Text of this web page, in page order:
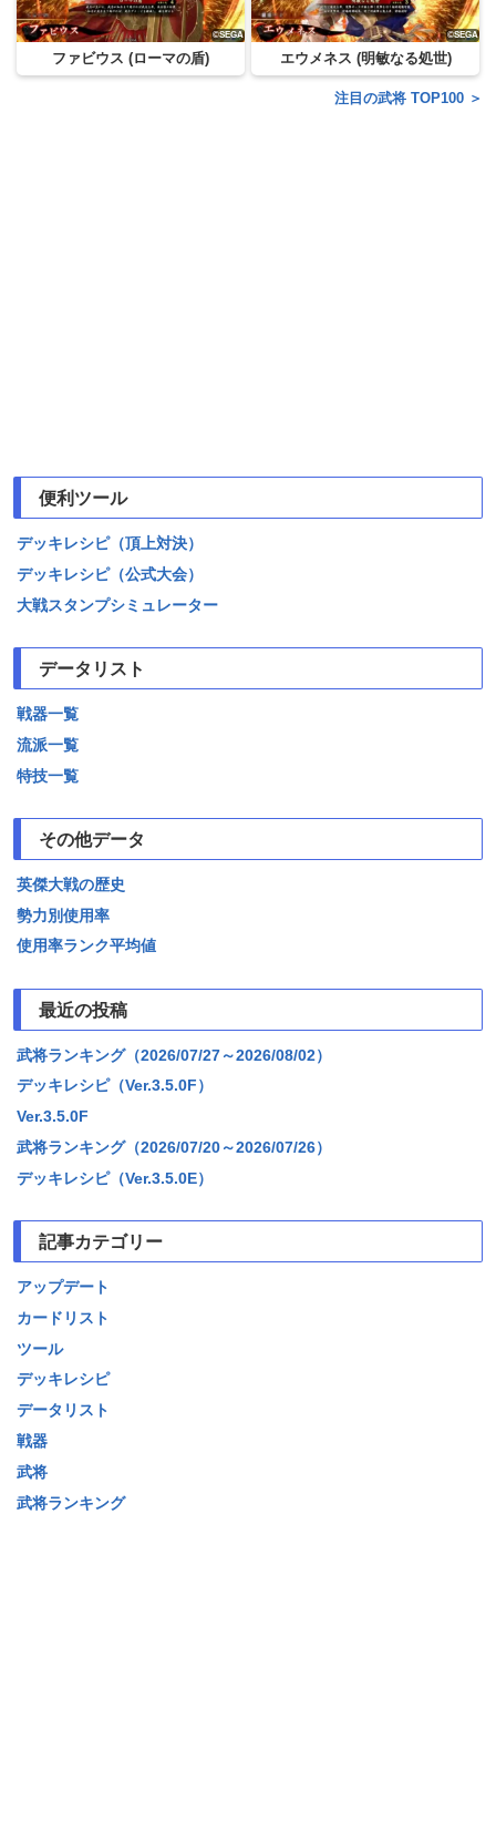
ファビウス (ローマの盾) エウメネス (明敏なる処世)
注目の武将 TOP100 ＞
便利ツール
デッキレシピ（頂上対決）
デッキレシピ（公式大会）
大戦スタンプシミュレーター
データリスト
戦器一覧
流派一覧
特技一覧
その他データ
英傑大戦の歴史
勢力別使用率
使用率ランク平均値
最近の投稿
武将ランキング（2026/07/27～2026/08/02）
デッキレシピ（Ver.3.5.0F）
Ver.3.5.0F
武将ランキング（2026/07/20～2026/07/26）
デッキレシピ（Ver.3.5.0E）
記事カテゴリー
アップデート
カードリスト
ツール
デッキレシピ
データリスト
戦器
武将
武将ランキング